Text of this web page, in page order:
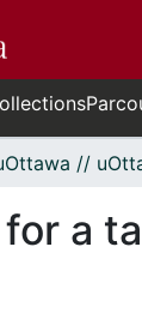
a